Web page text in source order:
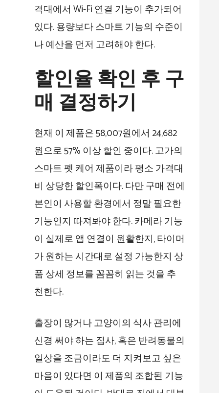
격대에서 Wi-Fi 연결 기능이 추가되어
있다. 용량보다 스마트 기능의 수준이
나 예산을 먼저 고려해야 한다.
할인율 확인 후 구
매 결정하기
현재 이 제품은 58,007원에서 24,682
원으로 57% 이상 할인 중이다. 고가의
스마트 펫 케어 제품이라 평소 가격대
비 상당한 할인폭이다. 다만 구매 전에
본인이 사용할 환경에서 정말 필요한
기능인지 따져봐야 한다. 카메라 기능
이 실제로 앱 연결이 원활한지, 타이머
가 원하는 시간대로 설정 가능한지 상
품 상세 정보를 꼼꼼히 읽는 것을 추
천한다.
출장이 많거나 고양이의 식사 관리에
신경 써야 하는 집사, 혹은 반려동물의
일상을 조금이라도 더 지켜보고 싶은
마음이 있다면 이 제품의 조합된 기능